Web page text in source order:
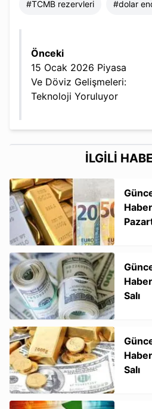
#TCMB rezervleri #dolar
Önceki
15 Ocak 2026 Piyasa
Ve Döviz Gelişmeleri:
Teknoloji Yoruluyor
İLGİLİ
Salı
Salı